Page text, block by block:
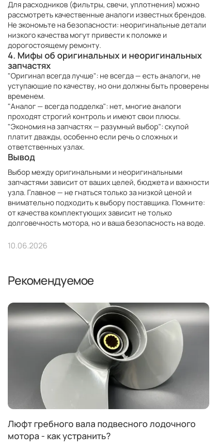
Для расходников (фильтры, свечи, уплотнения) можно
рассмотреть качественные аналоги известных брендов.
Не экономьте на безопасности: неоригинальные детали
низкого качества могут привести к поломке и
дорогостоящему ремонту.
4. Мифы об оригинальных и неоригинальных
запчастях
"Оригинал всегда лучше": не всегда — есть аналоги, не
уступающие по качеству, но они должны быть проверены
временем.
"Аналог — всегда подделка": нет, многие аналоги
проходят строгий контроль и имеют свои плюсы.
"Экономия на запчастях — разумный выбор": скупой
платит дважды, особенно если речь о сложных и
ответственных узлах.
Вывод
Выбор между оригинальными и неоригинальными
запчастями зависит от ваших целей, бюджета и важности
узла. Главное — не гнаться только за низкой ценой и
внимательно подходить к выбору поставщика. Помните:
от качества комплектующих зависит не только
долговечность мотора, но и ваша безопасность на воде.
10.06.2026
Рекомендуемое
Люфт гребного вала подвесного лодочного
мотора - как устранить?